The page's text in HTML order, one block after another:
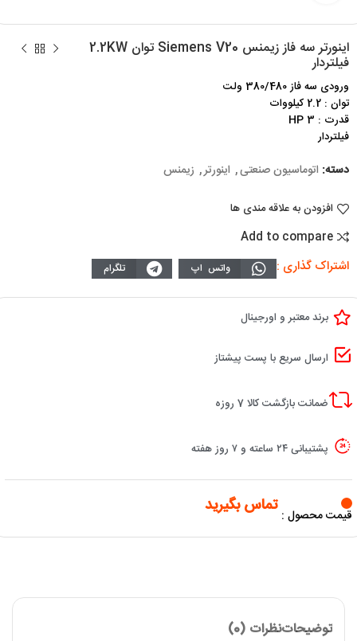
اینورتر سه فاز زیمنس Siemens V20 توان 2.2KW
فیلتردار
ورودی سه فاز 380/480 ولت
توان : 2.2 کیلووات
قدرت : 3 HP
فیلتردار
دسته: اتوماسیون صنعتی, اینورتر, زیمنس
افزودن به علاقه مندی ها
Add to compare
اشتراک گذاری : واتس اپ تلگرام
برند معتبر و اورجینال
ارسال سریع با پست پیشتاز
ضمانت بازگشت کالا 7 روزه
پشتیبانی ۲۴ ساعته و ۷ روز هفته
قیمت محصول : تماس بگیرید
توضیحاتنظرات (0)